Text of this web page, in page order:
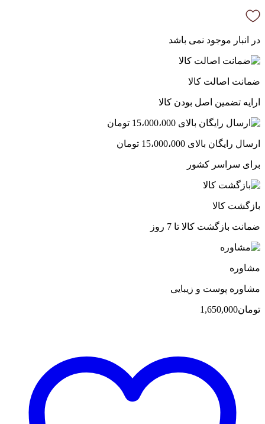
در انبار موجود نمی باشد
ضمانت اصالت کالا
ارایه تضمین اصل بودن کالا
ارسال رایگان بالای 15،000،000 تومان
برای سراسر کشور
بازگشت کالا
ضمانت بازگشت کالا تا 7 روز
مشاوره
مشاوره پوست و زیبایی
تومان1,650,000